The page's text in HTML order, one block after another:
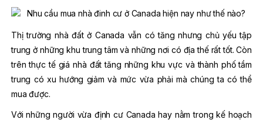
Thị trường nhà đất ở Canada vẫn có tăng nhưng chủ yếu tập
trung ở những khu trung tâm và những nơi có địa thế rất tốt. Còn
trên thực tế giá nhà đất tăng những khu vực và thành phố tầm
trung có xu hướng giảm và mức vừa phải mà chúng ta có thể
mua được.
Với những người vừa định cư Canada hay nằm trong kế hoạch